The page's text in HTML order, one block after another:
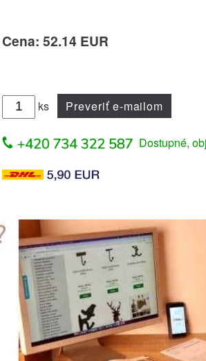
Cena: 52.14 EUR
ks Preveriť e-mailom
Dostupné,